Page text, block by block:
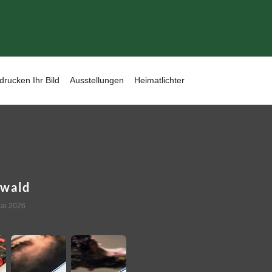
Ihr Bild Ausstellungen Heimatlichter
2026